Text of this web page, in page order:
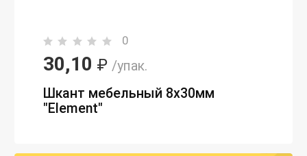
0
30,10 ₽ /упак.
Шкант мебельный 8х30мм
"Element"